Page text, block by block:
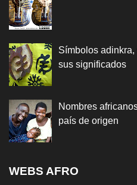
Símbolos
sus significados
Nombres
país de origen
WEBS AFRO